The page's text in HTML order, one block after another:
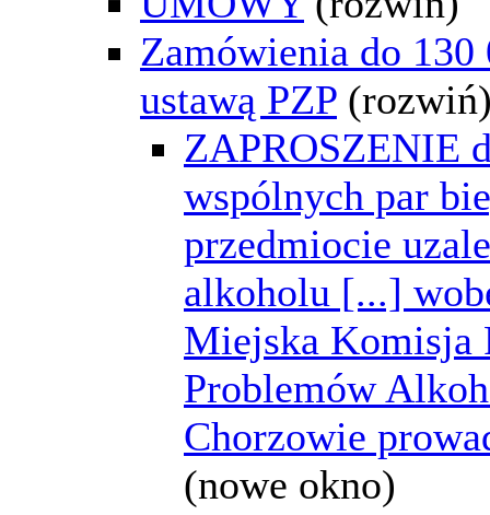
Zamówienia do 130
ustawą PZP
ZAPROSZENIE
wspólnych par
przedmiocie
alkoholu [...]
Miejska Komisja
Problemów
Chorzowie
(nowe okno)